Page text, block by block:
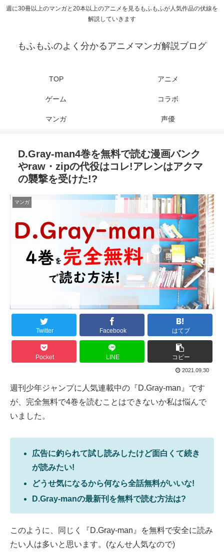
週に30冊以上のマンガと20本以上のアニメを見るもふもふが人気作品の伏線を
解説していきます
もふもふのよく分かるアニメマンガ解説ブログ
TOP アニメ
ゲーム コラボ
マンガ 声優
D.Gray-man4巻を無料で読む漫画バンク
やraw・zipの代役はコレ!アレンはアクマ
の襲撃を受けた!?
マンガ
Twitter Facebook はてブ
Pocket LINE コピー
2021.09.30
週刊少年ジャンプに人気連載中の『D.Gray-man』です
が、完全無料で4巻を読むことはできないか私は悩んで
いました。
広告に釣られて試し読みしたけど面白くて続き
が読みたい!
どうせ気になるから何なら全話無料がいいな!
D.Gray-manの最新刊を無料で読む方法は?
このように、同じく『D.Gray-man』を無料で安全に読み
たい人は多いと思います。(なんせ人気なので)